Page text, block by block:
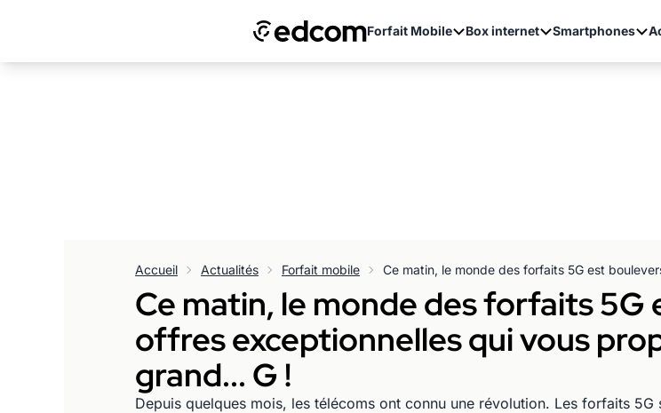
Forfait Mobile Box internet Smartphones
Accueil Actualités Forfait mobile
Ce matin, le monde des forfaits 5G
offres exceptionnelles qui vous
grand... G !
Depuis quelques mois, les télécoms ont connu une révolution. Les forfaits